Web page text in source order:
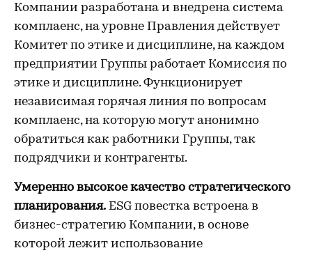
Компании разработана и внедрена система
комплаенс, на уровне Правления действует
Комитет по этике и дисциплине, на каждом
предприятии Группы работает Комиссия по
этике и дисциплине. Функционирует
независимая горячая линия по вопросам
комплаенс, на которую могут анонимно
обратиться как работники Группы, так
подрядчики и контрагенты.
Умеренно высокое качество стратегического
планирования. ESG повестка встроена в
бизнес-стратегию Компании, в основе
которой лежит использование